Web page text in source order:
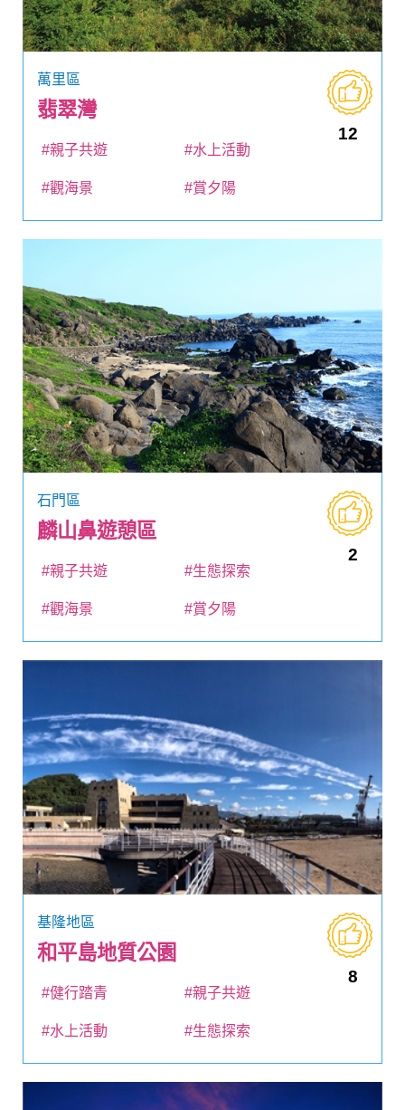
萬里區
翡翠灣
12
#親子共遊 #水上活動
#觀海景 #賞夕陽
石門區
麟山鼻遊憩區
2
#親子共遊 #生態探索
#觀海景 #賞夕陽
基隆地區
和平島地質公園
8
#健行踏青 #親子共遊
#水上活動 #生態探索